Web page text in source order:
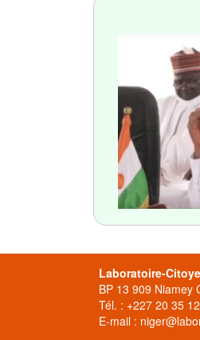
Laboratoire-
BP 13 909 Niamey
Tél. : +227 20 35
E-mail :